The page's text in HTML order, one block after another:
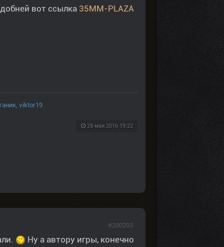
вот ссылка 35ММ-PLAZA
, viktor19
28 мая 2016 19:22
Ну а автору игры, конечно
#200203